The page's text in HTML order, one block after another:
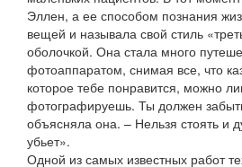
Эллен, а ее способом познания
вещей и называла свой стиль
оболочкой. Она стала много
фотоаппаратом, снимая все, что
которое тебе понравится, можно
фотографируешь. Ты должен
объясняла она. – Нельзя стоять и
убьет».
Одной из самых известных работ